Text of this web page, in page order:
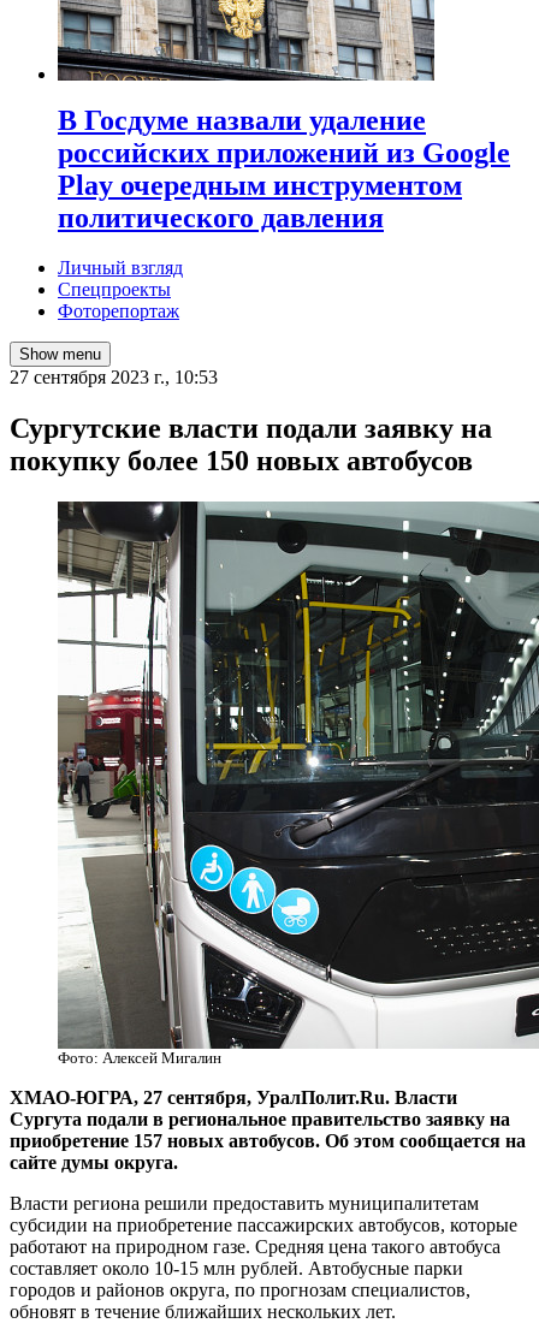
В Госдуме назвали удаление
российских приложений из Google
Play очередным инструментом
политического давления
Личный взгляд
Спецпроекты
Фоторепортаж
Show menu
27 сентября 2023 г., 10:53
Сургутские власти подали заявку на
покупку более 150 новых автобусов
Фото: Алексей Мигалин
ХМАО-ЮГРА, 27 сентября, УралПолит.Ru. Власти
Сургута подали в региональное правительство заявку на
приобретение 157 новых автобусов. Об этом сообщается на
сайте думы округа.
Власти региона решили предоставить муниципалитетам
субсидии на приобретение пассажирских автобусов, которые
работают на природном газе. Средняя цена такого автобуса
составляет около 10-15 млн рублей. Автобусные парки
городов и районов округа, по прогнозам специалистов,
обновят в течение ближайших нескольких лет.